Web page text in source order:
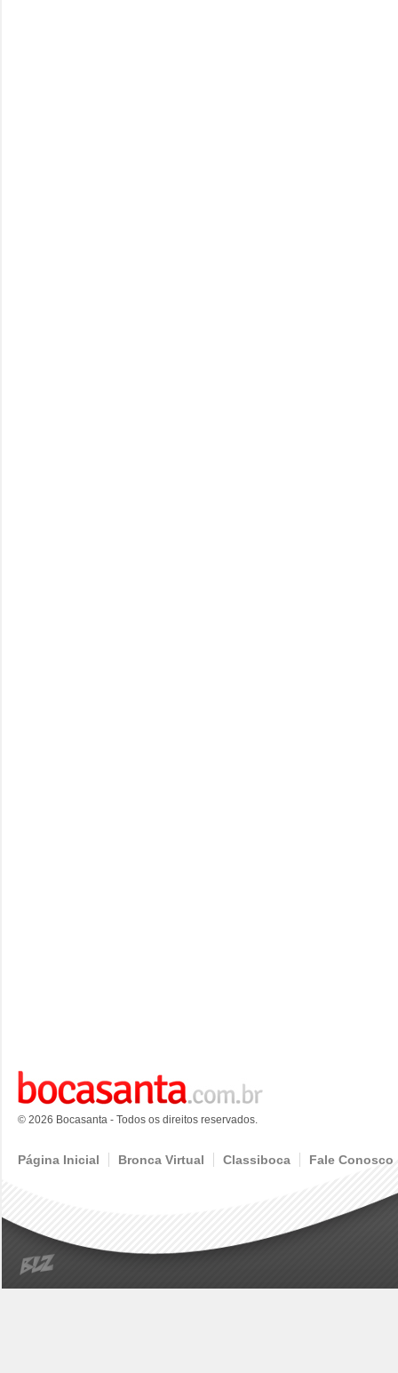
© 2026 Bocasanta - Todos os direitos reservados.
Página Inicial Bronca Virtual Classiboca Fale Conosco